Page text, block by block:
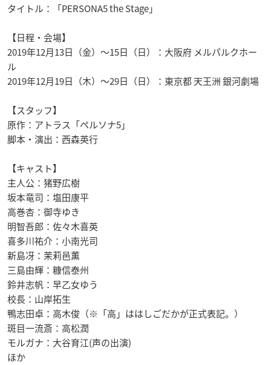
タイトル：「PERSONA5 the Stage」
【日程・会場】
2019年12月13日（金）～15日（日）：大阪府 メルパルクホー
ル
2019年12月19日（木）～29日（日）：東京都 天王洲 銀河劇場
【スタッフ】
原作：アトラス「ペルソナ5」
脚本・演出：西森英行
【キャスト】
主人公：猪野広樹
坂本竜司：塩田康平
高巻杏：御寺ゆき
明智吾郎：佐々木喜英
喜多川祐介：小南光司
新島冴：茉莉邑薫
三島由輝：糠信泰州
鈴井志帆：早乙女ゆう
校長：山岸拓生
鴨志田卓：高木俊（※「高」ははしごだかが正式表記。）
斑目一流斎：高松潤
モルガナ：大谷育江(声の出演)
ほか